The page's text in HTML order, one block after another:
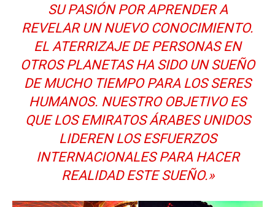
SU PASIÓN POR APRENDER A
REVELAR UN NUEVO CONOCIMIENTO.
EL ATERRIZAJE DE PERSONAS EN
OTROS PLANETAS HA SIDO UN SUEÑO
DE MUCHO TIEMPO PARA LOS SERES
HUMANOS. NUESTRO OBJETIVO ES
QUE LOS EMIRATOS ÁRABES UNIDOS
LIDEREN LOS ESFUERZOS
INTERNACIONALES PARA HACER
REALIDAD ESTE SUEÑO.»